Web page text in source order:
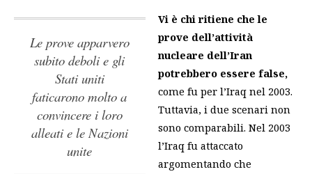
Le prove apparvero
subito deboli e gli
Stati uniti
faticarono molto a
convincere i loro
alleati e le Nazioni
unite
Vi è chi ritiene che le
prove dell’attività
nucleare dell’Iran
potrebbero essere false,
come fu per l’Iraq nel 2003.
Tuttavia, i due scenari non
sono comparabili. Nel 2003
l’Iraq fu attaccato
argomentando che